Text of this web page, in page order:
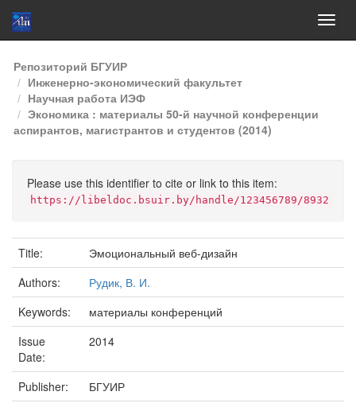
Skip
navigation
Репозиторий БГУИР
Инженерно-экономический факультет
Научная работа ИЭФ
Экономика : материалы 50-й научной конференции
аспирантов, магистрантов и студентов (2014)
Please use this identifier to cite or link to this item:
https://libeldoc.bsuir.by/handle/123456789/8932
Title:
Эмоциональный веб-дизайн
Authors:
Рудик, В. И.
Keywords:
материалы конференций
Issue
Date:
2014
Publisher:
БГУИР